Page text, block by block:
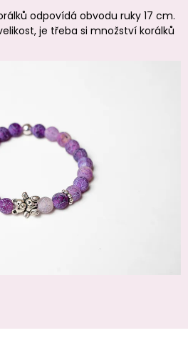
odpovídá obvodu ruky 17 cm.
je třeba si množství korálků